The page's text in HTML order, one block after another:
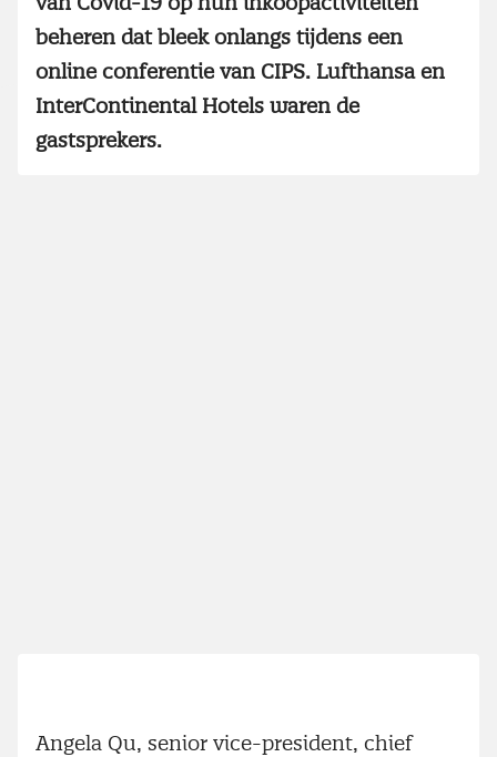
beheren dat bleek onlangs tijdens een
online conferentie van CIPS. Lufthansa en
InterContinental Hotels waren de
gastsprekers.
Angela Qu, senior vice-president, chief